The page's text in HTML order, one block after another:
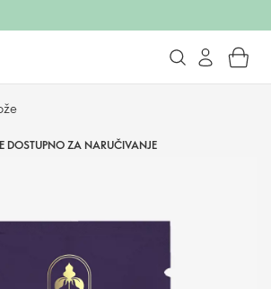
DOSTUPNO ZA NARUČIVANJE